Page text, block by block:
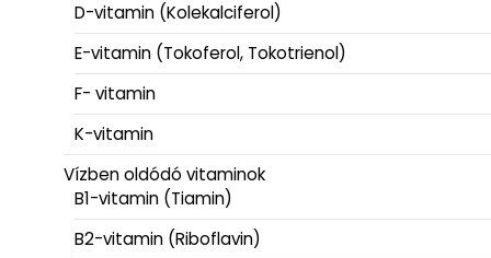
D-vitamin (Kolekalciferol)
E-vitamin (Tokoferol, Tokotrienol)
F- vitamin
K-vitamin
Vízben oldódó vitaminok
B1-vitamin (Tiamin)
B2-vitamin (Riboflavin)